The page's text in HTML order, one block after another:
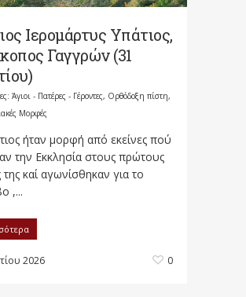
Ιερομάρτυς Υπάτιος,
Γαγγρών (31
Άγιοι - Πατέρες - Γέροντες, Ορθόδοξη πίστη,
Μορφές
ήταν μορφή από εκείνες πού
την Εκκλησία στους πρώτους
της καί αγωνίσθηκαν για το
,...
2026 0